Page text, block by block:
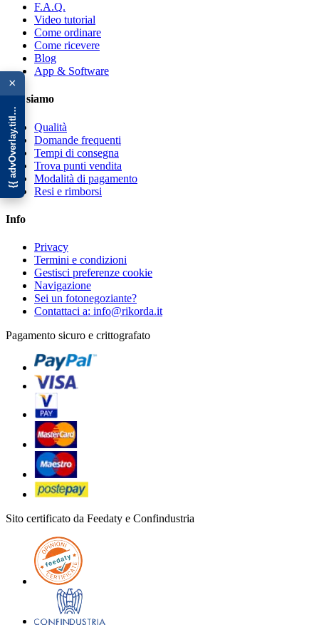
×
{{ advOverlay.title || 'Promo' }}
F.A.Q.
Video tutorial
Come ordinare
Come ricevere
Blog
App & Software
Chi siamo
Qualità
Domande frequenti
Tempi di consegna
Trova punti vendita
Modalità di pagamento
Resi e rimborsi
Info
Privacy
Termini e condizioni
Gestisci preferenze cookie
Navigazione
Sei un fotonegoziante?
Contattaci a: info@rikorda.it
Pagamento sicuro e crittografato
Sito certificato da Feedaty e Confindustria